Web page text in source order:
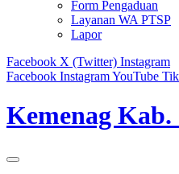
Form Pengaduan
Layanan WA PTSP
Lapor
Facebook X (Twitter) Instagram
Facebook InstagramYouTube
Kemenag Kab.